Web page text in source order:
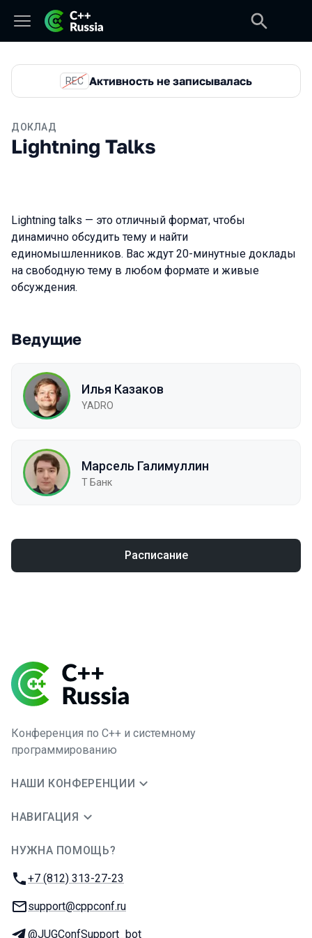
REC Активность не записывалась
ДОКЛАД
Lightning Talks
Lightning talks — это отличный формат, чтобы
динамично обсудить тему и найти
единомышленников. Вас ждут 20-минутные доклады
на свободную тему в любом формате и живые
обсуждения.
Ведущие
Илья Казаков
YADRO
Марсель Галимуллин
Т Банк
Расписание
Конференция по C++ и системному
программированию
НАШИ КОНФЕРЕНЦИИ
НАВИГАЦИЯ
НУЖНА ПОМОЩЬ?
Телефон:
+7 (812) 313-27-23
E-mail:
support@cppconf.ru
Телеграм:
@JUGConfSupport_bot